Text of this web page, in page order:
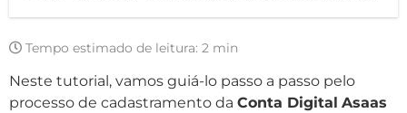
Tempo estimado de leitura: 2 min
Neste tutorial, vamos guiá-lo passo a passo pelo
processo de cadastramento da Conta Digital Asaas